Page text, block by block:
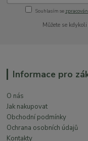
Souhlasím se
Můžete se
Informace pro
O nás
Jak nakupovat
Obchodní podmínky
Ochrana osobních údajů
Kontakty